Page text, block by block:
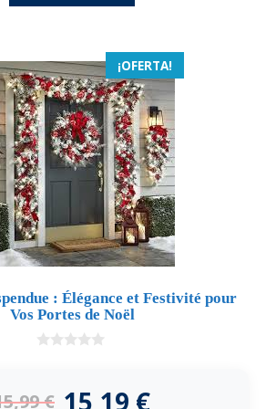
¡OFERTA!
: Élégance et Festivité pour
Vos Portes de Noël
5 € 15,19 €